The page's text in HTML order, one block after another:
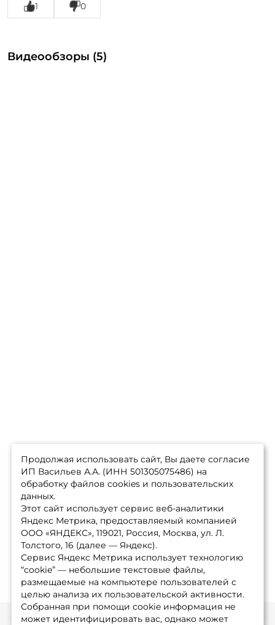
1 0
Видеообзоры (5)
Продолжая использовать сайт, Вы даете согласие
ИП Васильев А.А. (ИНН 501305075486) на
обработку файлов cookies и пользовательских
данных.
Этот сайт использует сервис веб-аналитики
Яндекс Метрика, предоставляемый компанией
ООО «ЯНДЕКС», 119021, Россия, Москва, ул. Л.
Толстого, 16 (далее — Яндекс).
Сервис Яндекс Метрика использует технологию
“cookie” — небольшие текстовые файлы,
размещаемые на компьютере пользователей с
целью анализа их пользовательской активности.
Собранная при помощи cookie информация не
может идентифицировать вас, однако может